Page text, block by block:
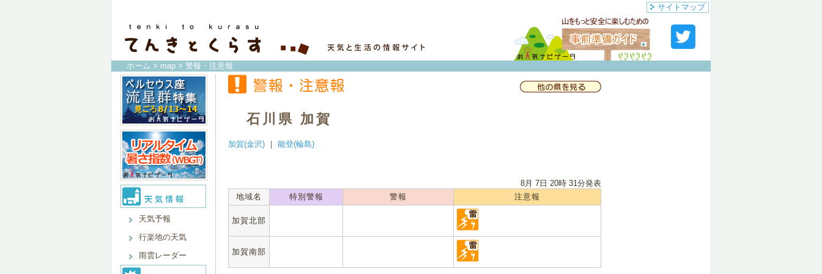
サイトマップ
ホーム > map > 警報・注意報
天気予報
行楽地の天気
雨雲レーダー
石川県 加賀
加賀(金沢) ｜ 能登(輪島)
8月 7日 20時 31分発表
地域名
特別警報 警報 注意報
加賀北部
加賀南部